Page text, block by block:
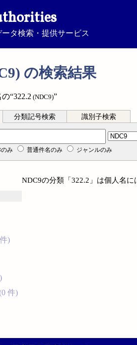
タ検索・提供サービス
の検索結果
“322.2 (NDC9)”
分類記号検索 識別子検索
み 普通件名のみ ジャンルのみ
)
件)
NDC9の分類「322.2」は個人名